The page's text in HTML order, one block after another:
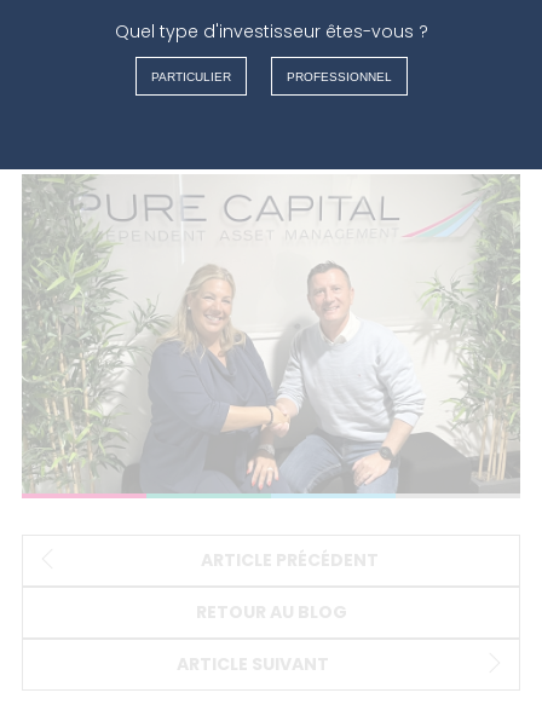
Quel type d'investisseur êtes-vous ?
PARTICULIER PROFESSIONNEL